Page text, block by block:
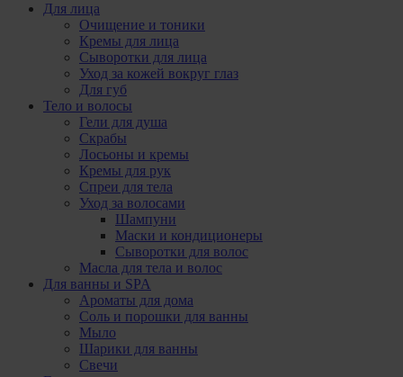
Для лица
Очищение и тоники
Кремы для лица
Сыворотки для лица
Уход за кожей вокруг глаз
Для губ
Тело и волосы
Гели для душа
Скрабы
Лосьоны и кремы
Кремы для рук
Спреи для тела
Уход за волосами
Шампуни
Маски и кондиционеры
Сыворотки для волос
Масла для тела и волос
Для ванны и SPA
Ароматы для дома
Соль и порошки для ванны
Мыло
Шарики для ванны
Свечи